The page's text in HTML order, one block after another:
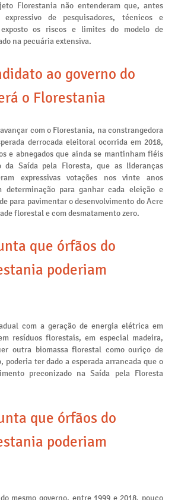
Florestania não entenderam que, antes
de pesquisadores, técnicos e
os riscos e limites do modelo de
na pecuária extensiva.
ao governo do
o Florestania
avançar com o Florestania, na constrangedora
derrocada eleitoral ocorrida em 2018,
e abnegados que ainda se mantinham fiéis
da Saída pela Floresta, que as lideranças
expressivas votações nos vinte anos
determinação para ganhar cada eleição e
para pavimentar o desenvolvimento do Acre
florestal e com desmatamento zero.
que órfãos do
poderiam
com a geração de energia elétrica em
resíduos florestais, em especial madeira,
outra biomassa florestal como ouriço de
poderia ter dado a esperada arrancada que o
preconizado na Saída pela Floresta
que órfãos do
poderiam
mesmo governo, entre 1999 e 2018, pouco